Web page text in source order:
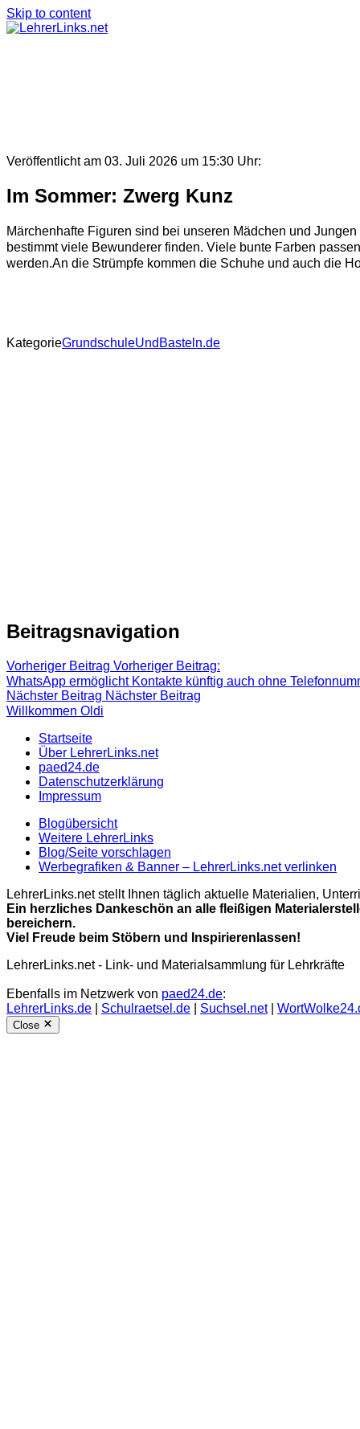
Skip to content
Veröffentlicht am 03. Juli 2026 um 15:30 Uhr:
Im Sommer: Zwerg Kunz
Märchenhafte Figuren sind bei unseren Mädchen und
bestimmt viele Bewunderer finden. Viele bunte Farben
werden.An die Strümpfe kommen die Schuhe und auch die
KategorieGrundschuleUndBasteln.de
Beitragsnavigation
Vorheriger Beitrag Vorheriger Beitrag:
WhatsApp ermöglicht Kontakte künftig auch ohne
Nächster Beitrag Nächster Beitrag
Willkommen Oldi
Startseite
Über LehrerLinks.net
paed24.de
Datenschutzerklärung
Impressum
Blogübersicht
Weitere LehrerLinks
Blog/Seite vorschlagen
Werbegrafiken & Banner – LehrerLinks.net verlinken
LehrerLinks.net stellt Ihnen täglich aktuelle Materialien,
Ein herzliches Dankeschön an alle fleißigen
bereichern.
Viel Freude beim Stöbern und Inspirierenlassen!
LehrerLinks.net - Link- und Materialsammlung für Lehrkräfte
Ebenfalls im Netzwerk von paed24.de:
LehrerLinks.de
Schulraetsel.de Suchsel.net|
Close